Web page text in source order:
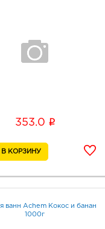
353.0 i
ванн Achem Кокос и банан
1000г